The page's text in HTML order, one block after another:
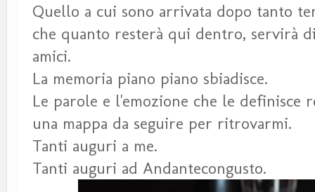
Quello a cui sono arrivata dopo tanto
che quanto resterà qui dentro, servirà
amici.
La memoria piano piano sbiadisce.
Le parole e l'emozione che le definisce
una mappa da seguire per ritrovarmi.
Tanti auguri a me.
Tanti auguri ad Andantecongusto.